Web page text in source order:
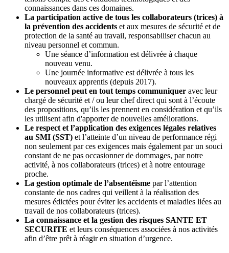
connaissances dans ces domaines.
La participation active de tous les collaborateurs (trices) à
la prévention des accidents et aux mesures de sécurité et de
protection de la santé au travail, responsabiliser chacun au
niveau personnel et commun.
Une séance d’information est délivrée à chaque
nouveau venu.
Une journée informative est délivrée à tous les
nouveaux apprentis (depuis 2017).
Le personnel peut en tout temps communiquer avec leur
chargé de sécurité et / ou leur chef direct qui sont à l’écoute
des propositions, qu’ils les prennent en considération et qu’ils
les utilisent afin d'apporter de nouvelles améliorations.
Le respect et l’application des exigences légales relatives
au SMI (SST) et l’atteinte d’un niveau de performance régi
non seulement par ces exigences mais également par un souci
constant de ne pas occasionner de dommages, par notre
activité, à nos collaborateurs (trices) et à notre entourage
proche.
La gestion optimale de l’absentéisme par l’attention
constante de nos cadres qui veillent à la réalisation des
mesures édictées pour éviter les accidents et maladies liées au
travail de nos collaborateurs (trices).
La connaissance et la gestion des risques SANTE ET
SECURITE et leurs conséquences associées à nos activités
afin d’être prêt à réagir en situation d’urgence.